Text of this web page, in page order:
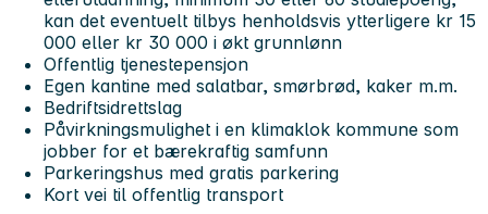
kan det eventuelt tilbys henholdsvis ytterligere kr 15
000 eller kr 30 000 i økt grunnlønn
Offentlig tjenestepensjon
Egen kantine med salatbar, smørbrød, kaker m.m.
Bedriftsidrettslag
Påvirkningsmulighet i en klimaklok kommune som
jobber for et bærekraftig samfunn
Parkeringshus med gratis parkering
Kort vei til offentlig transport